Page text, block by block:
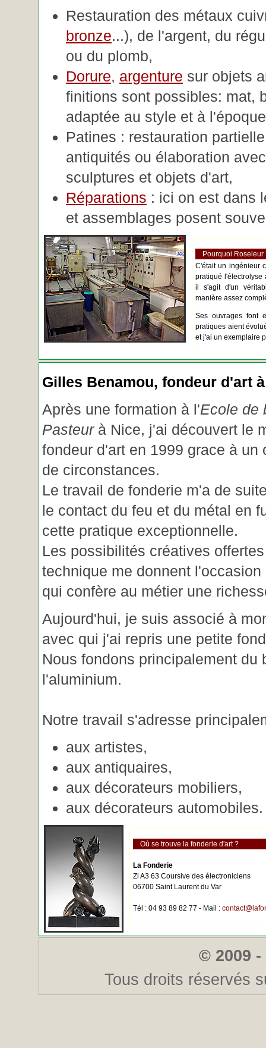
Restauration des métaux
bronze...), de l'argent, du
ou du plomb,
Dorure, argenture sur objets
finitions sont possibles: mat,
adaptée au style et à
Patines : restauration
antiquités ou élaboration
sculptures et objets d'art,
Réparations : ici on est dans
et assemblages posent
Pourquoi Roseleur
C'était un ingénieur
pratiqué l'électrolyse
il s'agit d'un
manière assez
Ses ouvrages font
pratiques aient
et j'ai un exemplaire
Gilles Benamou, fondeur d'art
Après une formation à l'Ecole de
Pasteurà Nice, j'ai découvert le
fondeur d'art en 1999 grace à un
de circonstances.
Le travail de fonderie m'a de
le contact du feu et du métal en
cette pratique exceptionnelle.
Les possibilités créatives
technique me donnent
qui confère au métier une
Aujourd'hui, je suis associé à
avec qui j'ai repris une petite
Nous fondons principalement
l'aluminium.
Notre travail s'adresse
aux artistes,
aux antiquaires,
aux décorateurs mobiliers,
aux décorateurs automobiles.
Où se trouve la fonderie d'art ?
La Fonderie
Zi A3 63 Coursive des électroniciens
06700 Saint Laurent du Var
Tél : 04 93 89 82 77 - Mail :
© 2009
Tous droits réservés